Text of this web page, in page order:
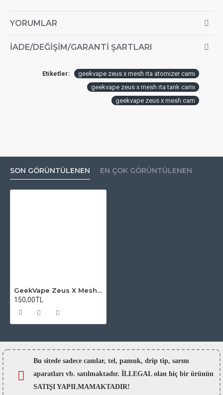
YORUMLAR
İADE/DEĞIŞIM/GARANTI ŞARTLARI
Etiketler:
geekvape zeus x mesh rta atomizer camı
geekvape zeus x mesh rta tank camı
geekvape zeus x mesh cam
SON GÖRÜNTÜLENEN EN ÇOK GÖRÜNTÜLENEN
GeekVape Zeus X Mesh RTA Atomizer Camı
150,00TL
Bu sitede sadece camlar, tel, pamuk, drip tip, sarım
aparatları vb. satılmaktadır. İLLEGAL olan hiç bir ürünün
SATIŞI YAPILMAMAKTADIR!